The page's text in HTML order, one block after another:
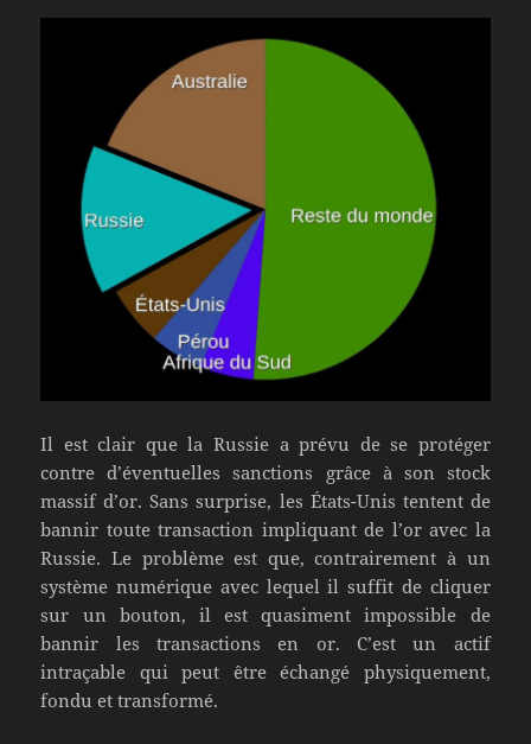
Il est clair que la Russie a prévu de se protéger
contre d’éventuelles sanctions grâce à son stock
massif d’or. Sans surprise, les États-Unis tentent de
bannir toute transaction impliquant de l’or avec la
Russie. Le problème est que, contrairement à un
système numérique avec lequel il suffit de cliquer
sur un bouton, il est quasiment impossible de
bannir les transactions en or. C’est un actif
intraçable qui peut être échangé physiquement,
fondu et transformé.